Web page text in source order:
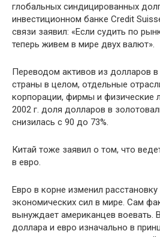
глобальных синдицированных
инвестиционном банке Credit
связи заявил: «Если судить по
теперь живем в мире двух валют».
Переводом активов из долларов
страны в целом, отдельные
корпорации, фирмы и физические
2002 г. доля долларов в
снизилась с 90 до 73%.
Китай тоже заявил о том, что
в евро.
Евро в корне изменил
экономических сил в мире. Сам
вынуждает американцев воевать.
доллара и евро изначально в